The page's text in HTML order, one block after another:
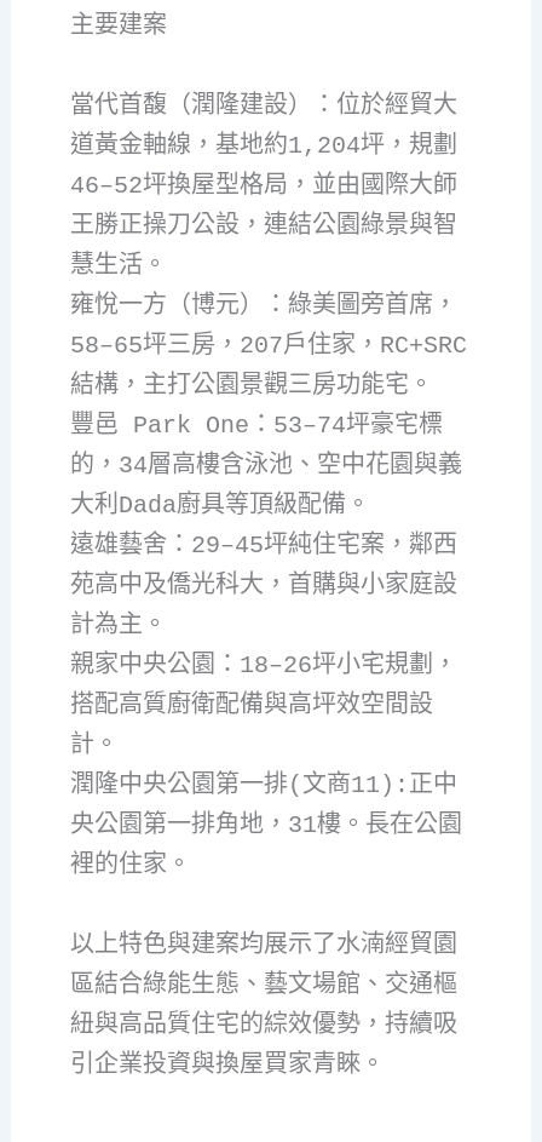
主要建案
當代首馥（潤隆建設）：位於經貿大
道黃金軸線，基地約1,204坪，規劃
46–52坪換屋型格局，並由國際大師
王勝正操刀公設，連結公園綠景與智
慧生活。
雍悅一方（博元）：綠美圖旁首席，
58–65坪三房，207戶住家，RC+SRC
結構，主打公園景觀三房功能宅。
豐邑 Park One：53–74坪豪宅標
的，34層高樓含泳池、空中花園與義
大利Dada廚具等頂級配備。
遠雄藝舍：29–45坪純住宅案，鄰西
苑高中及僑光科大，首購與小家庭設
計為主。
親家中央公園：18–26坪小宅規劃，
搭配高質廚衛配備與高坪效空間設
計。
潤隆中央公園第一排(文商11):正中
央公園第一排角地，31樓。長在公園
裡的住家。
以上特色與建案均展示了水湳經貿園
區結合綠能生態、藝文場館、交通樞
紐與高品質住宅的綜效優勢，持續吸
引企業投資與換屋買家青睞。